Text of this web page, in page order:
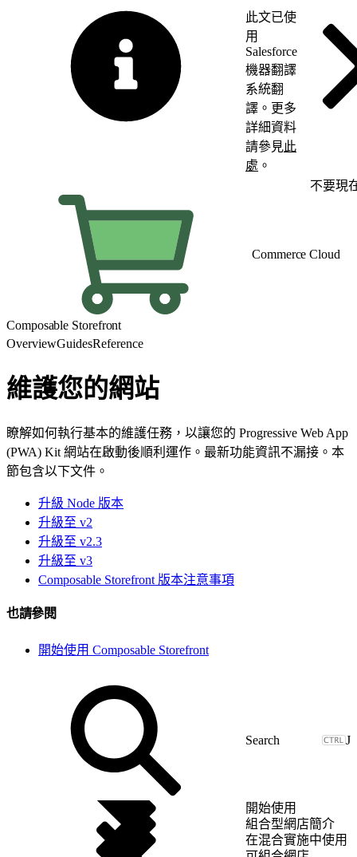
此文已使
用
Salesforce
機器翻譯
系統翻
譯。更多
詳細資料
請參見此
處 。
不要現
Commerce Cloud
Composable Storefront
OverviewGuidesReference
維護您的網站
瞭解如何執行基本的維護任務，以讓您的 Progressive Web App
(PWA) Kit 網站在啟動後順利運作。最新功能資訊不漏接。本
節包含以下文件。
升級 Node 版本
升級至 v2
升級至 v2.3
升級至 v3
Composable Storefront 版本注意事項
也請參閱
開始使用 Composable Storefront
J
開始使用
組合型網店簡介
在混合實施中使用